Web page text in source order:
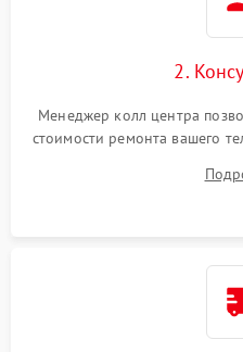
2.
Менеджер колл центра
стоимости ремонта вашего